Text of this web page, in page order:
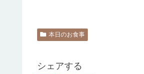
本日のお食事
シェアする